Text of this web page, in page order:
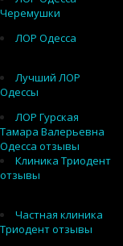
Черемушки
ЛОР Одесса
Лучший ЛОР
Одессы
ЛОР Гурская
Тамара Валерьевна
Одесса отзывы
Клиника Триодент
отзывы
Частная клиника
Триодент отзывы